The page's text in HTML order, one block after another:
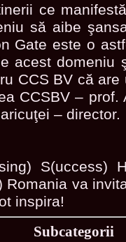
ce
să aibe
Gate este o
acest domeniu
CCS BV că are
CCSBV – prof.
– director.
S(uccess)
Romania va
inspira!
Subcategorii